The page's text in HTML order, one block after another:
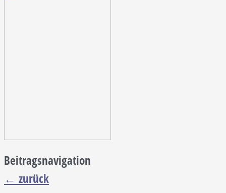
Beitragsnavigation
← zurück